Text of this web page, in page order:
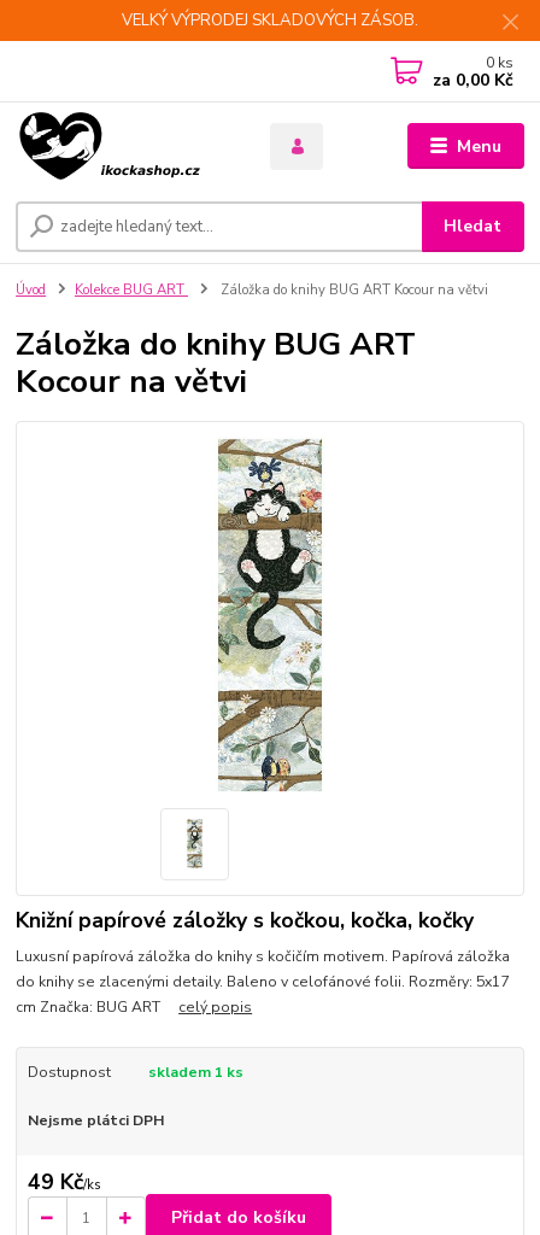
VELKÝ VÝPRODEJ SKLADOVÝCH ZÁSOB.
Menu
Hledat
0 ks
za 0,00 Kč
Úvod Kolekce BUG ART Záložka do knihy BUG ART Kocour na větvi
Záložka do knihy BUG ART
Kocour na větvi
Knižní papírové záložky s kočkou, kočka, kočky
Luxusní papírová záložka do knihy s kočičím motivem. Papírová záložka
do knihy se zlacenými detaily. Baleno v celofánové folii. Rozměry: 5x17
cm Značka: BUG ART celý popis
Dostupnost skladem 1 ks
Nejsme plátci DPH
49 Kč/ks
Přidat do košíku